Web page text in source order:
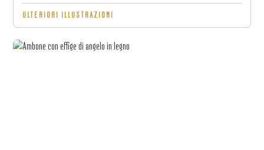
ULTERIORI ILLUSTRAZIONI